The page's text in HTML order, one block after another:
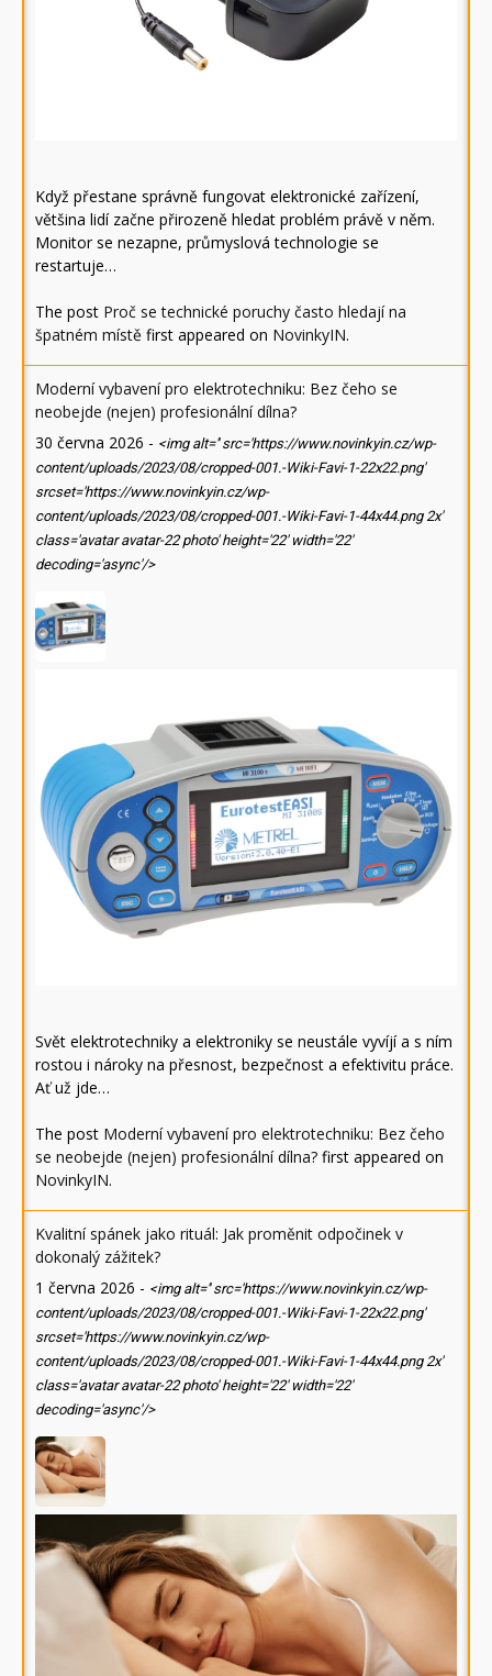
Když přestane správně fungovat elektronické zařízení,
většina lidí začne přirozeně hledat problém právě v něm.
Monitor se nezapne, průmyslová technologie se
restartuje…
The post Proč se technické poruchy často hledají na
špatném místě first appeared on NovinkyIN.
Moderní vybavení pro elektrotechniku: Bez čeho se
neobejde (nejen) profesionální dílna?
30 června 2026 - <img alt='' src='https://www.novinkyin.cz/wp-
content/uploads/2023/08/cropped-001.-Wiki-Favi-1-22x22.png'
srcset='https://www.novinkyin.cz/wp-
content/uploads/2023/08/cropped-001.-Wiki-Favi-1-44x44.png 2x'
class='avatar avatar-22 photo' height='22' width='22'
decoding='async'/>
Svět elektrotechniky a elektroniky se neustále vyvíjí a s ním
rostou i nároky na přesnost, bezpečnost a efektivitu práce.
Ať už jde…
The post Moderní vybavení pro elektrotechniku: Bez čeho
se neobejde (nejen) profesionální dílna? first appeared on
NovinkyIN.
Kvalitní spánek jako rituál: Jak proměnit odpočinek v
dokonalý zážitek?
1 června 2026 - <img alt='' src='https://www.novinkyin.cz/wp-
content/uploads/2023/08/cropped-001.-Wiki-Favi-1-22x22.png'
srcset='https://www.novinkyin.cz/wp-
content/uploads/2023/08/cropped-001.-Wiki-Favi-1-44x44.png 2x'
class='avatar avatar-22 photo' height='22' width='22'
decoding='async'/>